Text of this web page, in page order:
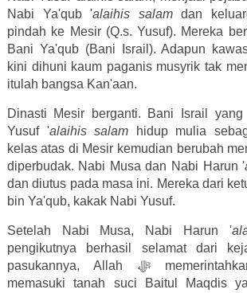
Nabi Ya'qub 'alaihis salamdan
pindah ke Mesir (Q.s. Yusuf). Mereka
Bani Ya'qub (Bani Israil). Adapun
kini dihuni kaum paganis musyrik tak
itulah bangsa Kan'aan.
Dinasti Mesir berganti. Bani Israil
Yusuf 'alaihis salam hidup mulia
kelas atas di Mesir kemudian berubah
diperbudak. Nabi Musa dan Nabi Harun '
dan diutus pada masa ini. Mereka dari
bin Ya'qub, kakak Nabi Yusuf.
Setelah Nabi Musa, Nabi Harun '
pengikutnya berhasil selamat dari
pasukannya, Allah ﷻ
memasuki tanah suci Baitul Maqdis